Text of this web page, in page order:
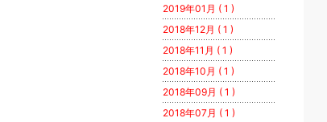
2019年01月 ( 1 )
2018年12月 ( 1 )
2018年11月 ( 1 )
2018年10月 ( 1 )
2018年09月 ( 1 )
2018年07月 ( 1 )